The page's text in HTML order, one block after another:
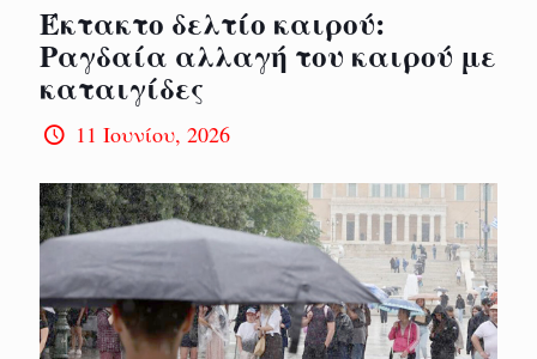
Έκτακτο δελτίο καιρού:
Ραγδαία αλλαγή του καιρού με
καταιγίδες
11 Ιουνίου, 2026